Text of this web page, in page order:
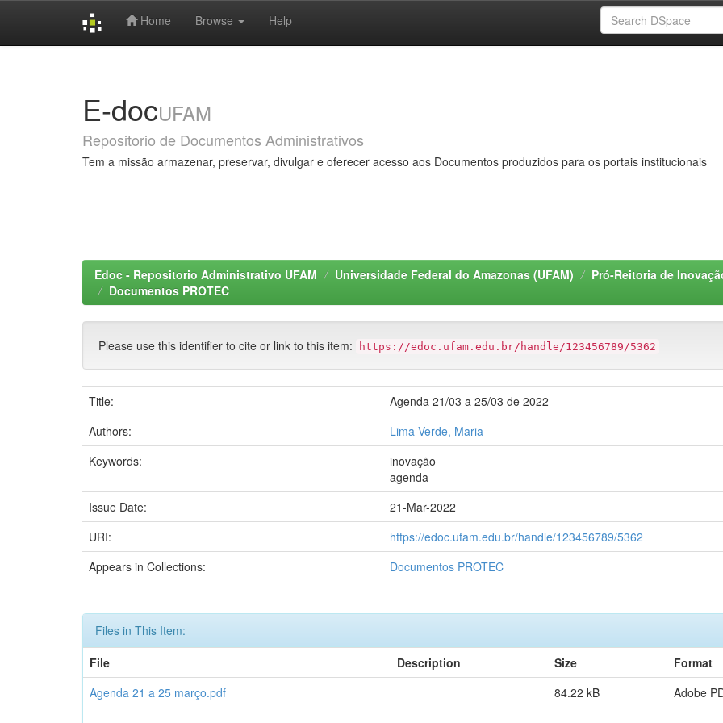
Home Browse Help
E-docUFAM
Repositorio de Documentos Administrativos
Tem a missão armazenar, preservar, divulgar e oferecer acesso aos Documentos produzidos para os portais institucionais
Edoc - Repositorio Administrativo UFAM Universidade Federal do Amazonas (UFAM)
Pró-Reitoria de
Documentos PROTEC
Please use this identifier to cite or link to this item: https://edoc.ufam.edu.br/handle/123456789/5362
Title:
Agenda 21/03 a 25/03 de 2022
Authors:
Lima Verde, Maria
Keywords:
inovação
agenda
Issue Date:
21-Mar-2022
URI:
https://edoc.ufam.edu.br/handle/123456789/5362
Appears in Collections:
Documentos PROTEC
Files in This Item:
File
Description Size
Format
Agenda 21 a 25 março.pdf
84.22 kB Adobe